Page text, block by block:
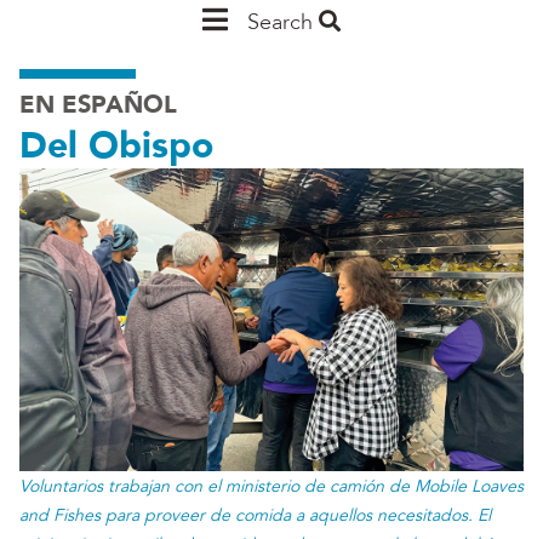
MainSearch
EN ESPAÑOL
Del Obispo
Voluntarios trabajan con el ministerio de camión de Mobile Loaves
and Fishes para proveer de comida a aquellos necesitados. El